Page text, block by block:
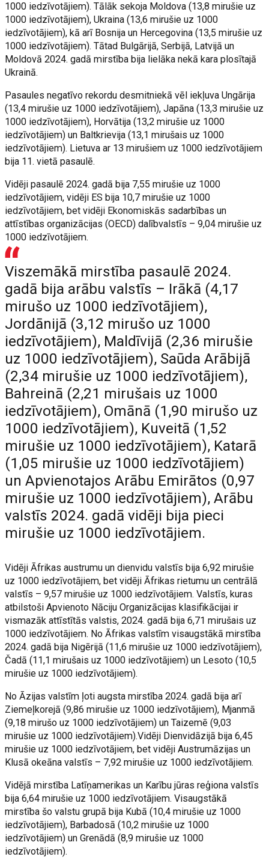
1000 iedzīvotājiem). Tālāk sekoja Moldova (13,8 mirušie uz
1000 iedzīvotājiem), Ukraina (13,6 mirušie uz 1000
iedzīvotājiem), kā arī Bosnija un Hercegovina (13,5 mirušie uz
1000 iedzīvotājiem). Tātad Bulgārijā, Serbijā, Latvijā un
Moldovā 2024. gadā mirstība bija lielāka nekā kara plosītajā
Ukrainā.
Pasaules negatīvo rekordu desmitniekā vēl iekļuva Ungārija
(13,4 mirušie uz 1000 iedzīvotājiem), Japāna (13,3 mirušie uz
1000 iedzīvotājiem), Horvātija (13,2 mirušie uz 1000
iedzīvotājiem) un Baltkrievija (13,1 mirušais uz 1000
iedzīvotājiem). Lietuva ar 13 mirušiem uz 1000 iedzīvotājiem
bija 11. vietā pasaulē.
Vidēji pasaulē 2024. gadā bija 7,55 mirušie uz 1000
iedzīvotājiem, vidēji ES bija 10,7 mirušie uz 1000
iedzīvotājiem, bet vidēji Ekonomiskās sadarbības un
attīstības organizācijas (OECD) dalībvalstīs – 9,04 mirušie uz
1000 iedzīvotājiem.
Viszemākā mirstība pasaulē 2024.
gadā bija arābu valstīs – Irākā (4,17
mirušo uz 1000 iedzīvotājiem),
Jordānijā (3,12 mirušo uz 1000
iedzīvotājiem), Maldīvijā (2,36 mirušie
uz 1000 iedzīvotājiem), Saūda Arābijā
(2,34 mirušie uz 1000 iedzīvotājiem),
Bahreinā (2,21 mirušais uz 1000
iedzīvotājiem), Omānā (1,90 mirušo uz
1000 iedzīvotājiem), Kuveitā (1,52
mirušie uz 1000 iedzīvotājiem), Katarā
(1,05 mirušie uz 1000 iedzīvotājiem)
un Apvienotajos Arābu Emirātos (0,97
mirušie uz 1000 iedzīvotājiem), Arābu
valstīs 2024. gadā vidēji bija pieci
mirušie uz 1000 iedzīvotājiem.
Vidēji Āfrikas austrumu un dienvidu valstīs bija 6,92 mirušie
uz 1000 iedzīvotājiem, bet vidēji Āfrikas rietumu un centrālā
valstīs – 9,57 mirušie uz 1000 iedzīvotājiem. Valstīs, kuras
atbilstoši Apvienoto Nāciju Organizācijas klasifikācijai ir
vismazāk attīstītās valstis, 2024. gadā bija 6,71 mirušais uz
1000 iedzīvotājiem. No Āfrikas valstīm visaugstākā mirstība
2024. gadā bija Nigērijā (11,6 mirušie uz 1000 iedzīvotājiem),
Čadā (11,1 mirušais uz 1000 iedzīvotājiem) un Lesoto (10,5
mirušie uz 1000 iedzīvotājiem).
No Āzijas valstīm ļoti augsta mirstība 2024. gadā bija arī
Ziemeļkorejā (9,86 mirušie uz 1000 iedzīvotājiem), Mjanmā
(9,18 mirušo uz 1000 iedzīvotājiem) un Taizemē (9,03
mirušie uz 1000 iedzīvotājiem).Vidēji Dienvidāzijā bija 6,45
mirušie uz 1000 iedzīvotājiem, bet vidēji Austrumāzijas un
Klusā okeāna valstīs – 7,92 mirušie uz 1000 iedzīvotājiem.
Vidējā mirstība Latīņamerikas un Karību jūras reģiona valstīs
bija 6,64 mirušie uz 1000 iedzīvotājiem. Visaugstākā
mirstība šo valstu grupā bija Kubā (10,4 mirušie uz 1000
iedzīvotājiem), Barbadosā (10,2 mirušie uz 1000
iedzīvotājiem) un Grenādā (8,9 mirušie uz 1000
iedzīvotājiem).